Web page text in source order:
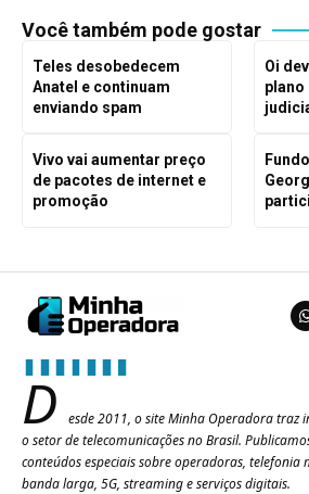
Você também pode gostar
Teles desobedecem
Anatel e continuam
enviando spam
Oi
plano
Vivo vai aumentar preço
de pacotes de internet e
promoção
D
esde 2011, o site Minha Operadora traz
o setor de telecomunicações no Brasil.
conteúdos especiais sobre operadoras, telefonia
banda larga, 5G, streaming e serviços digitais.